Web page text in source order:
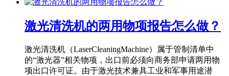
激光清洗机的两用物项报告怎么做？
激光清洗机（LaserCleaningMachine）属于管制清单中
的“激光器”相关物项，出口前必须向商务部申请两用物
项出口许可证。由于激光技术兼具工业和军事用途潜